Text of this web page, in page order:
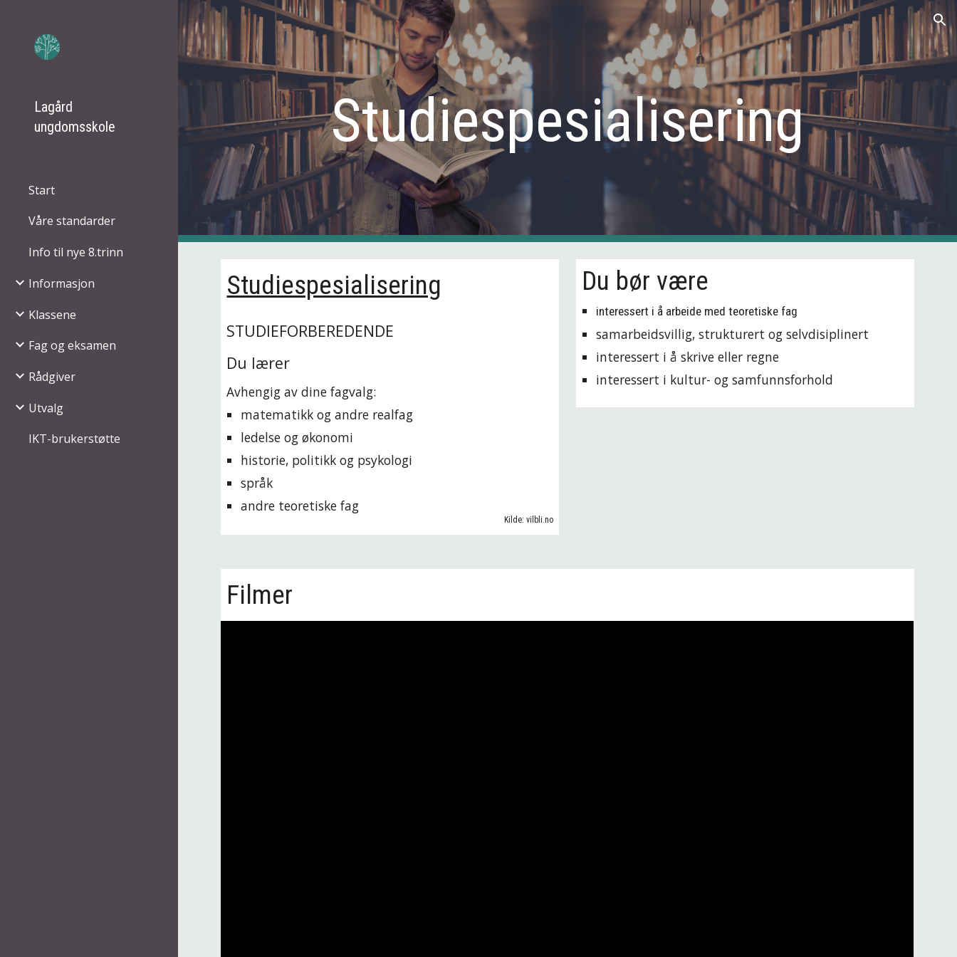
Skip to main content Skip to navigation
Lagård
ungdomsskole
Start
Våre standarder
Info til nye 8.trinn
Informasjon
Klassene
Fag og eksamen
Rådgiver
Utvalg
IKT-brukerstøtte
Studiespesialisering
Studiespesialisering
STUDIEFORBEREDENDE
Du lærer
Avhengig av dine fagvalg:
matematikk og andre realfag
ledelse og økonomi
historie, politikk og psykologi
språk
andre teoretiske fag
Kilde: vilbli.no
Du bør være
interessert i å arbeide med teoretiske fag
samarbeidsvillig, strukturert og selvdisiplinert
interessert i å skrive eller regne
interessert i kultur- og samfunnsforhold
Filmer